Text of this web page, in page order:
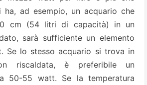
ha, ad esempio, un acquario che
cm (54 litri di capacità) in un
sarà sufficiente un elemento
Se lo stesso acquario si trova in
riscaldata, è preferibile un
50-55 watt. Se la temperatura